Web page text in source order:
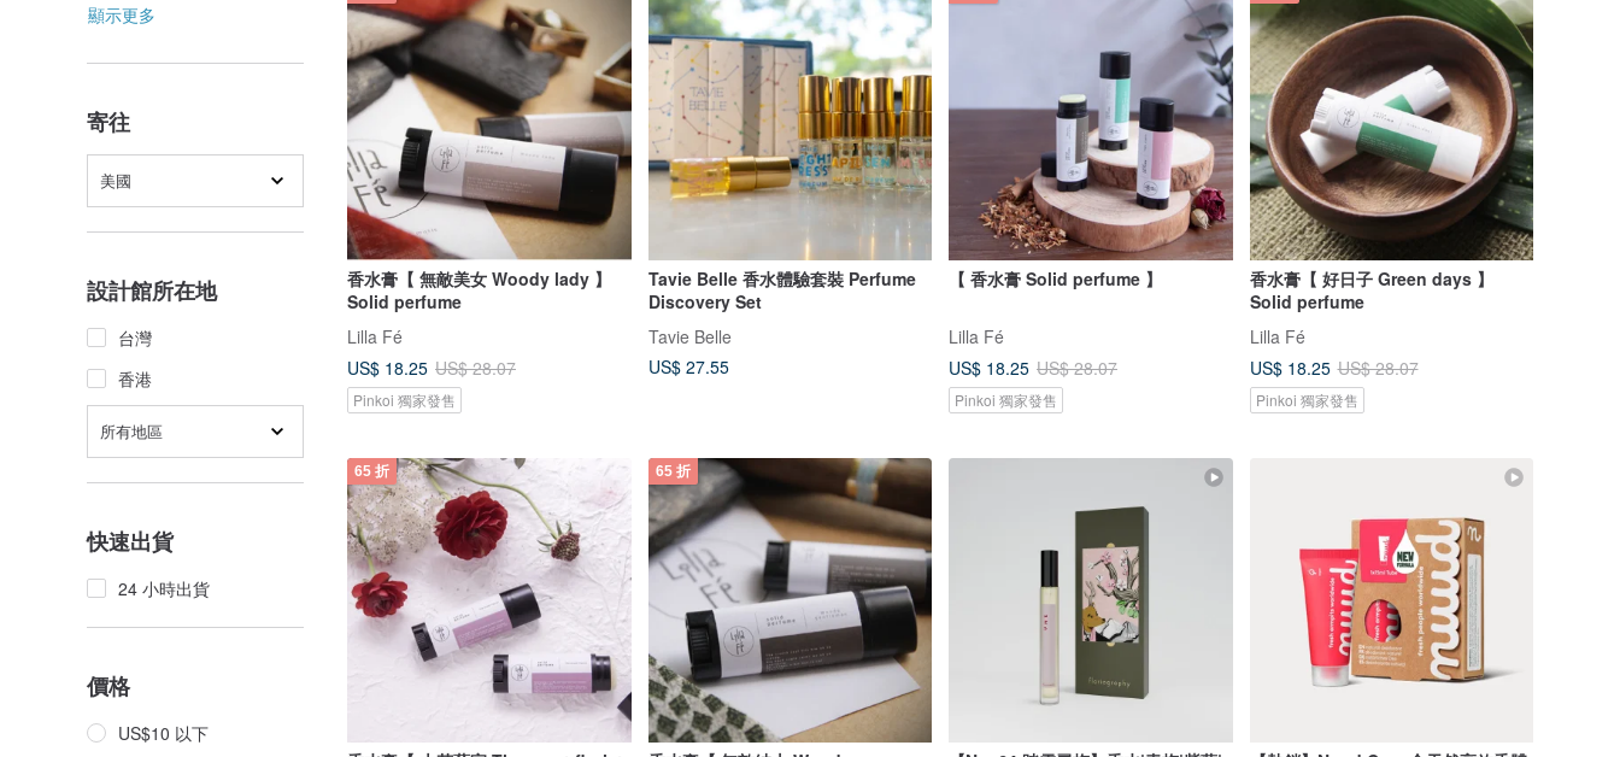
顯示更多
寄往
美國
設計館所在地
台灣
香港
所有地區
快速出貨
24 小時出貨
價格
US$10 以下
香水膏【 無敵美女 Woody lady 】
Solid perfume
Lilla Fé
US$ 18.25 US$ 28.07
Pinkoi 獨家發售
Tavie Belle 香水體驗套裝 Perfume
Discovery Set
Tavie Belle
US$ 27.55
【 香水膏 Solid perfume 】
Lilla Fé
US$ 18.25 US$ 28.07
Pinkoi 獨家發售
香水膏【 好日子 Green days 】
Solid perfume
Lilla Fé
US$ 18.25 US$ 28.07
Pinkoi 獨家發售
65 折 65 折